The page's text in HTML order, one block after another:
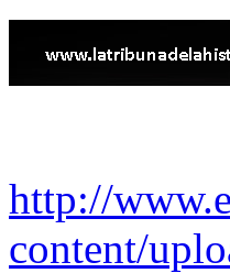
http://
content/